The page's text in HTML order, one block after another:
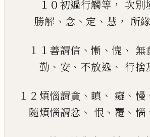
１０初遍行觸等 ， 次別
勝解 、 念 、 定 、 慧 ， 所
１１善謂信 、慚 、 愧 、 無
勤 、 安 、 不放逸 、 行捨
１２煩惱謂貪 、 瞋 、 癡 、 慢
隨煩惱謂忿 、 恨 、 覆 、 惱